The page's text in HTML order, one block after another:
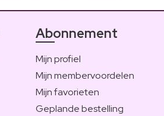
Abonnement
Mijn profiel
Mijn membervoordelen
Mijn favorieten
Geplande bestelling